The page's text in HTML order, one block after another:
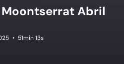
Moontserrat Abril
• 51min 13s